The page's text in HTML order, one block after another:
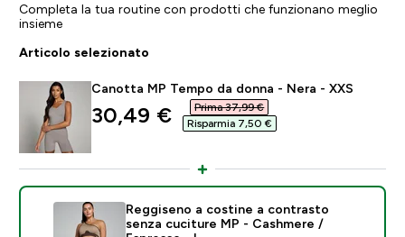
Completa la tua routine con prodotti che funzionano meglio
insieme
Articolo selezionato
Canotta MP Tempo da donna - Nera - XXS
discounted price
30,49 €‎
Prima 37,99 €‎
Risparmia 7,50 €‎
Reggiseno a costine a contrasto
senza cuciture MP - Cashmere /